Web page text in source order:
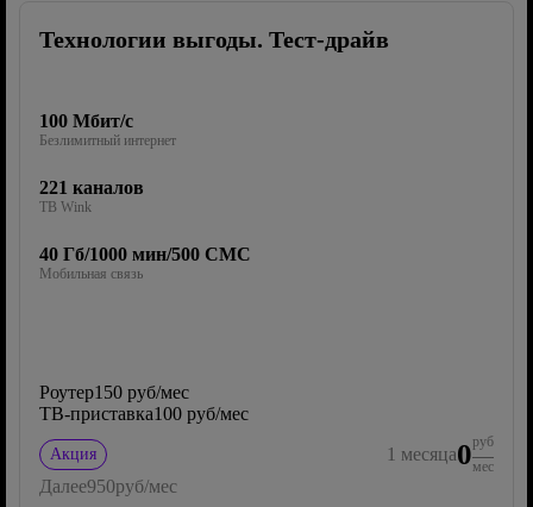
Технологии выгоды. Тест-драйв
100 Мбит/с
Безлимитный интернет
221 каналов
ТВ Wink
40 Гб/1000 мин/500 СМС
Мобильная связь
Роутер150 руб/мес
ТВ-приставка100 руб/мес
Акция 1 месяца0руб
мес
Далее950руб/мес